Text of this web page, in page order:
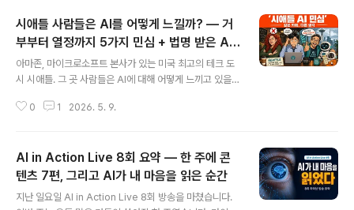
시애틀 사람들은 AI를 어떻게 느낄까? — 거
부부터 열정까지 5가지 민심 + 법명 받은 AI
스님
아마존, 마이크로소프트 본사가 있는 미국 최고의 테크 도
시 시애틀. 그 곳 사람들은 AI에 대해 어떻게 느끼고 있을까
전혀 그렇지 않았습니다.미국 시애틀 지역 신문 Axios Se
❌ 1. 거부하는 사람 — "AI는 생각만 해도 소름 끼쳐요"환
경 활동가 Niamh는 AI를 완전히 끊었습니다. 이유는 두
가지입니다. AI 데이터센터가 환경에 미치는 영향, 그리고
자녀들의 일자리를 빼앗는다는 우려. 그녀에게 AI는 단순
0 1 2026. 5. 9.
AI in Action Live 8회 요약 — 한 주에 콘
텐츠 7편, 그리고 AI가 내 마음을 읽은 순간
지난 일요일 AI in Action Live 8회 방송을 마쳤습니다.